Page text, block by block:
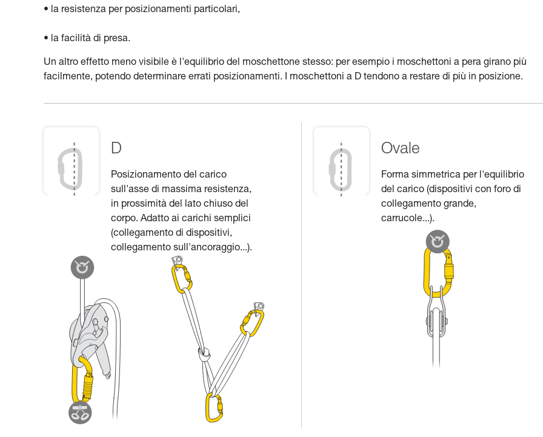
• la resistenza per posizionamenti particolari,
• la facilità di presa.
Un altro effetto meno visibile è l'equilibrio del moschettone stesso: per esempio i moschettoni a pera girano più
facilmente, potendo determinare errati posizionamenti. I moschettoni a D tendono a restare di più in posizione.
D
Posizionamento del carico
sull'asse di massima resistenza,
in prossimità del lato chiuso del
corpo. Adatto ai carichi semplici
(collegamento di dispositivi,
collegamento sull'ancoraggio...).
Ovale
Forma simmetrica per l'equilibrio
del carico (dispositivi con foro di
collegamento grande,
carrucole...).